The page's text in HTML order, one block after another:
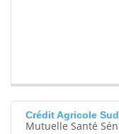
Crédit Agricole
Mutuelle Santé